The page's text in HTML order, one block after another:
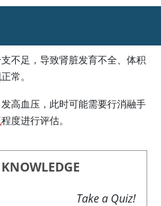
不足，导致肾脏发育不全、体积
常。
高血压，此时可能需要行消融手
程度进行评估。
Take a Quiz!